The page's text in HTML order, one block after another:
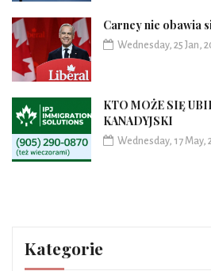
Carney nie obawia
Wednesday, 25 Jan,
KTO MOŻE SIĘ
KANADYJSKI
Wednesday, 17 May,
Kategorie